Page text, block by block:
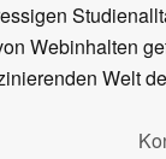
Webinhalten
Welt